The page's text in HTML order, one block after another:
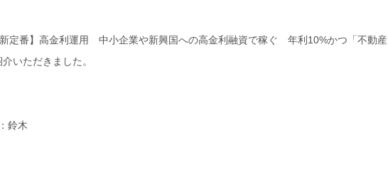
定番】高金利運用 中小企業や新興国への高金利融資で稼ぐ 年利10%かつ「不動産
いただきました。
鈴木